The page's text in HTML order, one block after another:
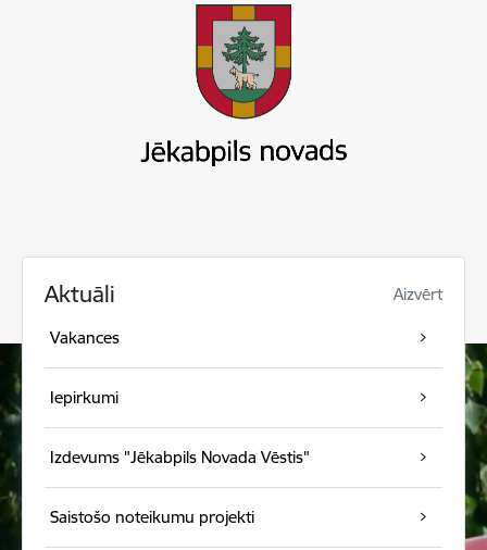
Aktuāli Aizvērt
Vakances
Iepirkumi
Izdevums "Jēkabpils Novada Vēstis"
Saistošo noteikumu projekti